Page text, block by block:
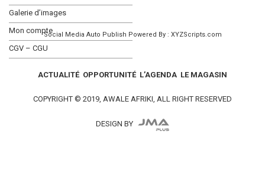
Galerie d’images
Mon compte
CGV – CGU
ACTUALITÉ OPPORTUNITÉ L’AGENDA LE MAGASIN
COPYRIGHT © 2019, AWALE AFRIKI, ALL RIGHT RESERVED
DESIGN BY
Social Media Auto Publish Powered By : XYZScripts.com